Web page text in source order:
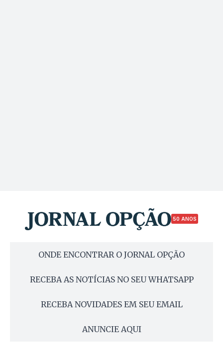
50 ANOS
ONDE ENCONTRAR O JORNAL OPÇÃO
RECEBA AS NOTÍCIAS NO SEU WHATSAPP
RECEBA NOVIDADES EM SEU EMAIL
ANUNCIE AQUI